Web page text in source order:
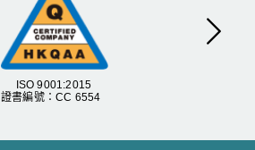
ISO 9001:2015
證書編號：CC 6554
下一頁